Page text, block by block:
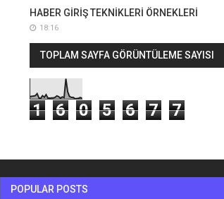
HABER GİRİŞ TEKNİKLERİ ÖRNEKLERİ
18:16
TOPLAM SAYFA GÖRÜNTÜLEME SAYISI
1 6 0 5 6 7 7
POPULAR POSTS